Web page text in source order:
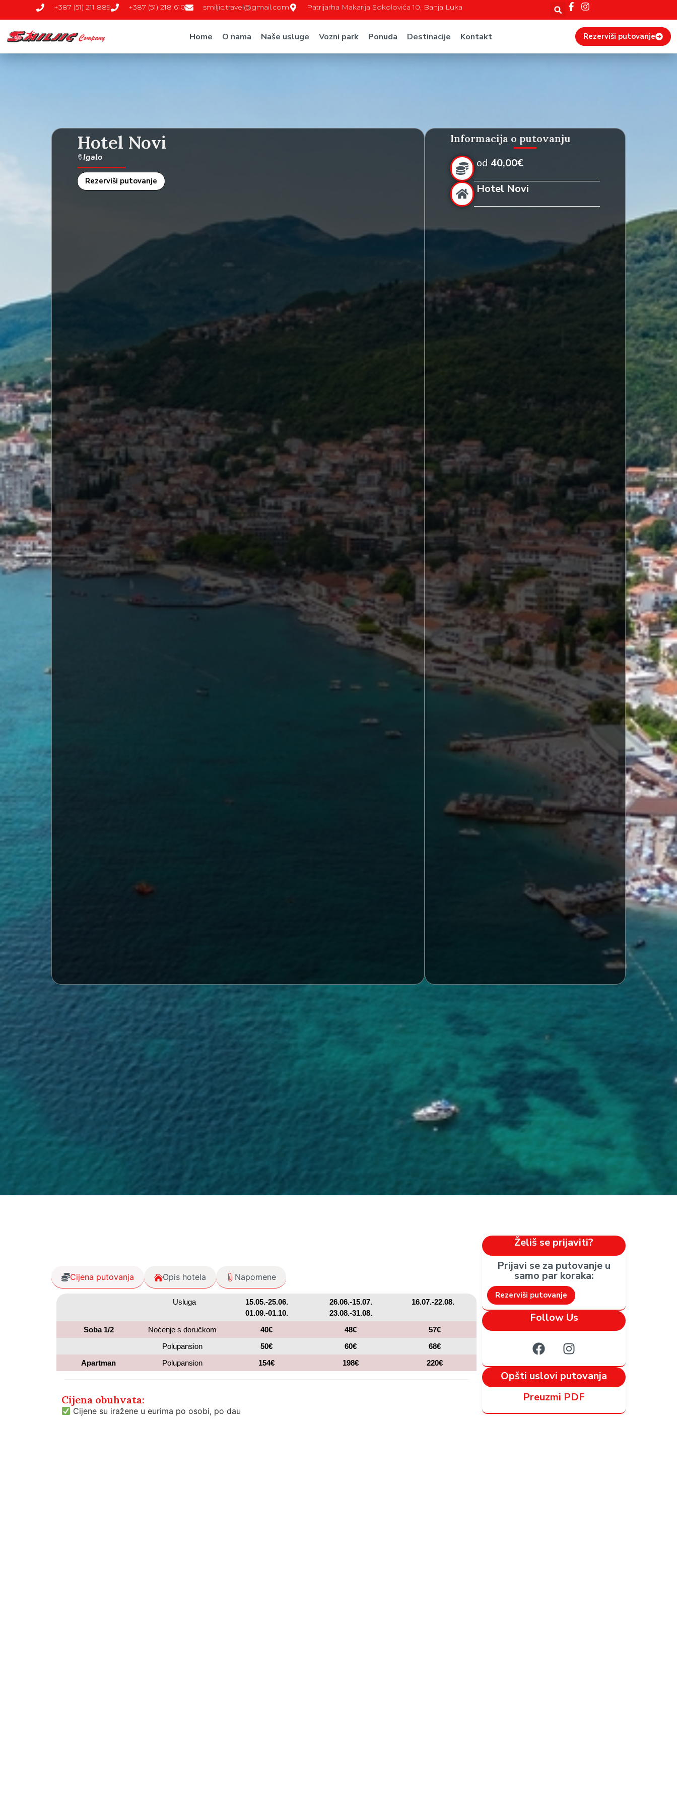
+387 (51) 211 889 +387 (51) 218 610 smiljic.travel@gmail.com Patrijarha Makarija Sokolovića 10, Banja Luka
Home O nama Naše usluge Vozni park Ponuda Destinacije Kontakt Rezerviši putovanje
Hotel Novi
Igalo
Rezerviši putovanje
Informacija o putovanju
od 40,00€
Hotel Novi
Cijena putovanja Opis hotela Napomene
Usluga
15.05.-25.06.
01.09.-01.10.
26.06.-15.07.
23.08.-31.08.
16.07.-22.08.
Soba 1/2 Noćenje s doručkom 40€ 48€
57€
Polupansion
50€ 60€
68€
Apartman
Polupansion 154€ 198€ 220€
Cijena obuhvata:
Cijene su iražene u eurima po osobi, po dau
Želiš se prijaviti?
Prijavi se za putovanje u
samo par koraka:​
Rezerviši putovanje
Follow Us
Opšti uslovi putovanja
Preuzmi PDF